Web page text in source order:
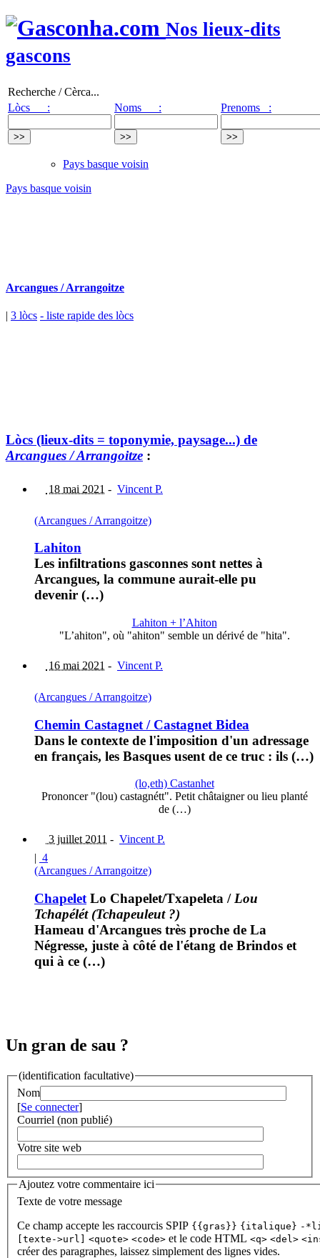
Nos lieux-dits
gascons
Recherche / Cèrca...
Lòcs :
Noms : Prenoms :
Pays basque voisin
Pays basque voisin
Arcangues / Arrangoitze
| 3 lòcs - liste rapide des lòcs
Lòcs (lieux-dits = toponymie, paysage...) de
Arcangues / Arrangoitze :
18 mai 2021 - Vincent P.
(Arcangues / Arrangoitze)
Lahiton
Les infiltrations gasconnes sont nettes à
Arcangues, la commune aurait-elle pu
devenir (…)
Lahiton + l’Ahiton
"L’ahiton", où "ahiton" semble un dérivé de "hita".
16 mai 2021 - Vincent P.
(Arcangues / Arrangoitze)
Chemin Castagnet / Castagnet Bidea
Dans le contexte de l'imposition d'un adressage
en français, les Basques usent de ce truc : ils (…)
(lo,eth) Castanhet
Prononcer "(lou) castagnétt". Petit châtaigner ou lieu planté
de (…)
3 juillet 2011 - Vincent P.
| 4
(Arcangues / Arrangoitze)
Chapelet Lo Chapelet/Txapeleta / Lou
Tchapélét (Tchapeuleut ?)
Hameau d'Arcangues très proche de La
Négresse, juste à côté de l'étang de Brindos et
qui à ce (…)
Un gran de sau ?
(identification facultative)
Nom
[Se connecter]
Courriel (non publié)
Votre site web
Ajoutez votre commentaire ici
Texte de votre message
Ce champ accepte les raccourcis SPIP {{gras}} {italique} -
[texte->url]
<quote> <code> et le code HTML <q> <del>
créer des paragraphes, laissez simplement des lignes vides.